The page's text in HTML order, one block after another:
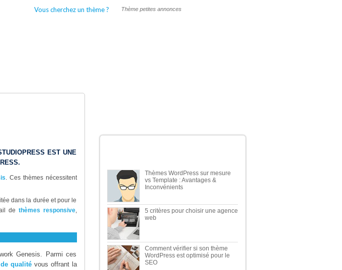
Vous cherchez un thème ?
EST UNE
. Ces thèmes nécessitent
dans la durée et pour le
de thèmes responsive,
Genesis. Parmi ces
qualitévous offrant la
Thèmes WordPress sur mesure
vs Template : Avantages &
Inconvénients
5 critères pour choisir une agence
web
Comment vérifier si son thème
WordPress est optimisé pour le
SEO